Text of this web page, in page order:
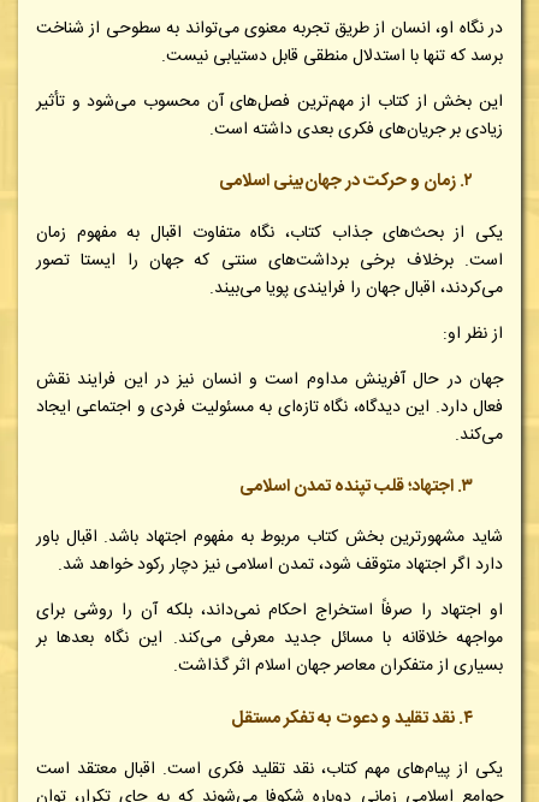
در نگاه او، انسان از طریق تجربه معنوی می‌تواند به سطوحی از شناخت
برسد که تنها با استدلال منطقی قابل دستیابی نیست.
این بخش از کتاب از مهم‌ترین فصل‌های آن محسوب می‌شود و تأثیر
زیادی بر جریان‌های فکری بعدی داشته است.
۲. زمان و حرکت در جهان‌بینی اسلامی
یکی از بحث‌های جذاب کتاب، نگاه متفاوت اقبال به مفهوم زمان
است. برخلاف برخی برداشت‌های سنتی که جهان را ایستا تصور
می‌کردند، اقبال جهان را فرایندی پویا می‌بیند.
از نظر او:
جهان در حال آفرینش مداوم است و انسان نیز در این فرایند نقش
فعال دارد. این دیدگاه، نگاه تازه‌ای به مسئولیت فردی و اجتماعی ایجاد
می‌کند.
۳. اجتهاد؛ قلب تپنده تمدن اسلامی
شاید مشهورترین بخش کتاب مربوط به مفهوم اجتهاد باشد. اقبال باور
دارد اگر اجتهاد متوقف شود، تمدن اسلامی نیز دچار رکود خواهد شد.
او اجتهاد را صرفاً استخراج احکام نمی‌داند، بلکه آن را روشی برای
مواجهه خلاقانه با مسائل جدید معرفی می‌کند. این نگاه بعدها بر
بسیاری از متفکران معاصر جهان اسلام اثر گذاشت.
۴. نقد تقلید و دعوت به تفکر مستقل
یکی از پیام‌های مهم کتاب، نقد تقلید فکری است. اقبال معتقد است